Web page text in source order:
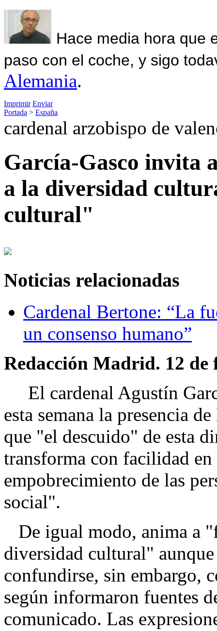
Hace media hora que
paso con el coche, y sigo
Alemania.
Imprimir Enviar
Portada > España
cardenal arzobispo de
García-Gasco invita
a la diversidad
cultural"
Noticias relacionadas
Cardenal Bertone: “La
un consenso humano”
Redacción Madrid. 12 de
El cardenal Agustín
esta semana la presencia
que "el descuido" de esta
transforma con facilidad
empobrecimiento de las
social".
De igual modo, anima a
diversidad cultural"
confundirse, sin embargo,
según informaron fuentes
comunicado. Las